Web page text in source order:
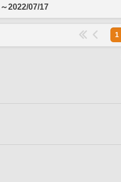
2022/07/17
1